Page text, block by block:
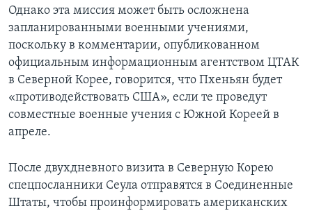
Однако эта миссия может быть осложнена
запланированными военными учениями,
поскольку в комментарии, опубликованном
официальным информационным агентством ЦТАК
в Северной Корее, говорится, что Пхеньян будет
«противодействовать США», если те проведут
совместные военные учения с Южной Кореей в
апреле.
После двухдневного визита в Северную Корею
спецпосланники Сеула отправятся в Соединенные
Штаты, чтобы проинформировать американских